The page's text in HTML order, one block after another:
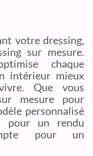
votre dressing,
sur mesure.
chaque
intérieur mieux
Que vous
mesure pour
personnalisé
pour un rendu
pour un